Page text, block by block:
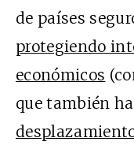
de países
protegiendo
económicos
que también